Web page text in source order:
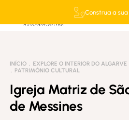
Construa a sua
INÍCIO EXPLORE O INTERIOR DO ALGARVE
PATRIMÓNIO CULTURAL
Igreja Matriz de
de Messines